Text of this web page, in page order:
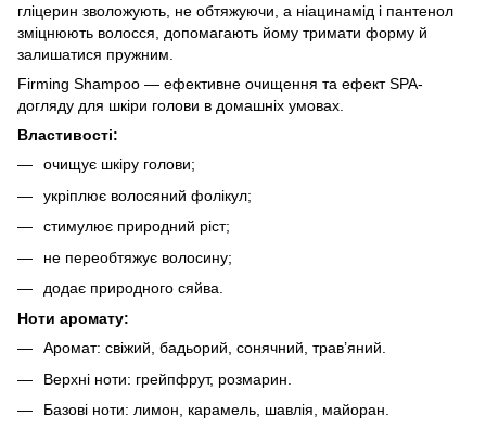
гліцерин зволожують, не обтяжуючи, а ніацинамід і пантенол
зміцнюють волосся, допомагають йому тримати форму й
залишатися пружним.
Firming Shampoo — ефективне очищення та ефект SPA-
догляду для шкіри голови в домашніх умовах.
Властивості:
очищує шкіру голови;
укріплює волосяний фолікул;
стимулює природний ріст;
не переобтяжує волосину;
додає природного сяйва.
Ноти аромату:
Аромат: свіжий, бадьорий, сонячний, трав’яний.
Верхні ноти: грейпфрут, розмарин.
Базові ноти: лимон, карамель, шавлія, майоран.